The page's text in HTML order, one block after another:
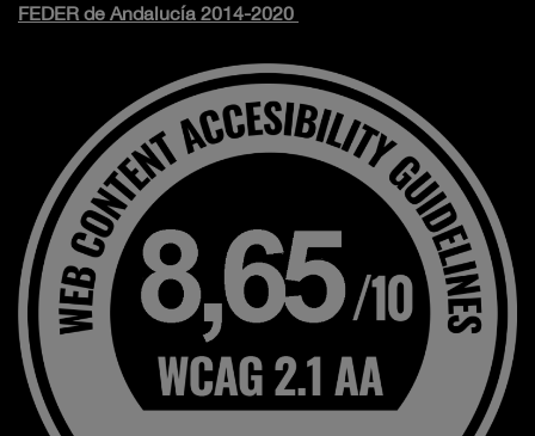
FEDER de Andalucía 2014-2020